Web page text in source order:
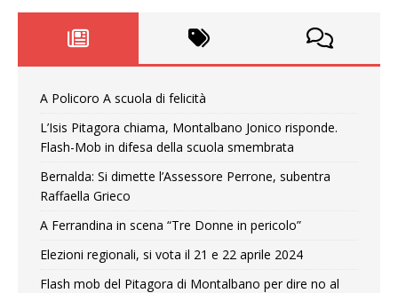
A Policoro A scuola di felicità
L’Isis Pitagora chiama, Montalbano Jonico risponde.
Flash-Mob in difesa della scuola smembrata
Bernalda: Si dimette l’Assessore Perrone, subentra
Raffaella Grieco
A Ferrandina in scena “Tre Donne in pericolo”
Elezioni regionali, si vota il 21 e 22 aprile 2024
Flash mob del Pitagora di Montalbano per dire no al